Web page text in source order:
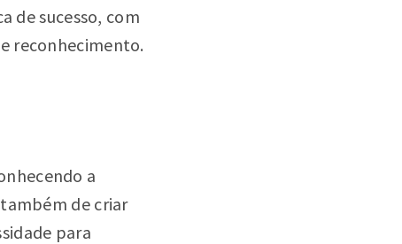
de sucesso, com
reconhecimento.
a
de criar
para